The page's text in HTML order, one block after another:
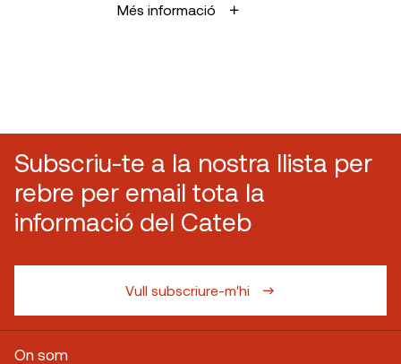
Més informació
Subscriu-te a la nostra llista per
rebre per email tota la
informació del Cateb
Vull subscriure-m'hi
On som